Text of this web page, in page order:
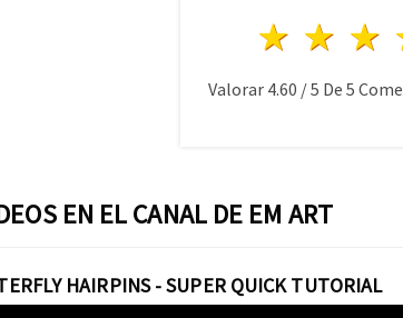
2
1
Valorar 4.60 /5 De 5
EN EL CANAL DE EM ART
HAIRPINS - SUPER QUICK TUTORIAL